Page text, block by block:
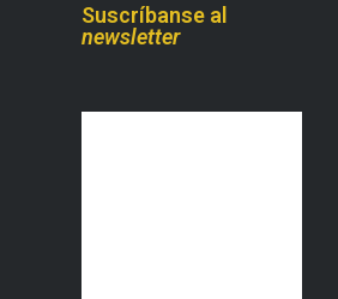
Suscríbanse al
newsletter